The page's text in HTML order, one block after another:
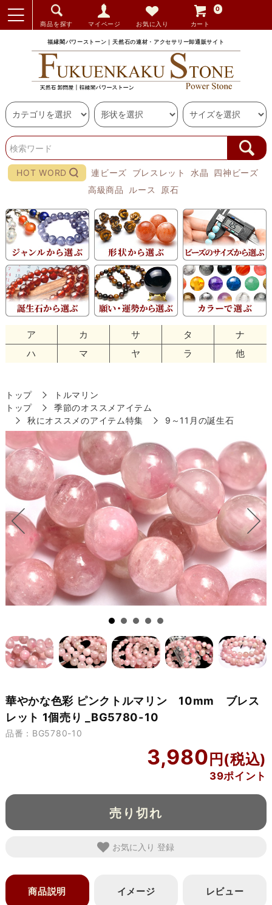
商品を探す マイページ お気に入り カート
0
福縁閣パワーストーン｜天然石の連材・アクセサリー卸通販サイト
HOT WORD 連ビーズ ブレスレット 水晶
四神ビーズ
高級商品
ルース 原石
ア カ サ タ
ナ
ハ
マ ヤ ラ 他
トップ
トルマリン
トップ
季節のオススメアイテム
秋にオススメのアイテム特集
9～11月の誕生石
華やかな色彩 ピンクトルマリン 10mm ブレス
レット 1個売り _BG5780-10
品番：BG5780-10
3,980
39ポイント
売り切れ
お気に入り
商品説明 イメージ レビュー